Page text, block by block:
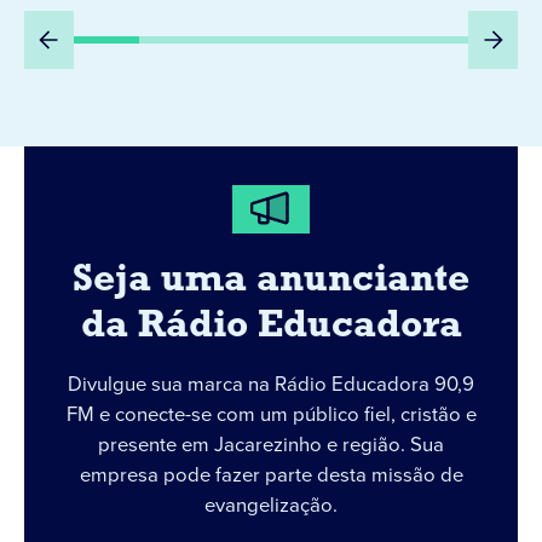
Seja uma anunciante
da Rádio Educadora
Divulgue sua marca na Rádio Educadora 90,9
FM e conecte-se com um público fiel, cristão e
presente em Jacarezinho e região. Sua
empresa pode fazer parte desta missão de
evangelização.